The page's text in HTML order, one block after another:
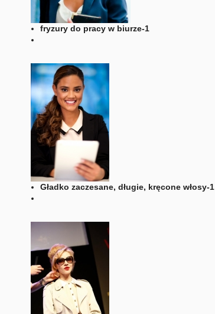
fryzury do pracy w biurze-1
Gładko zaczesane, długie, kręcone włosy-1